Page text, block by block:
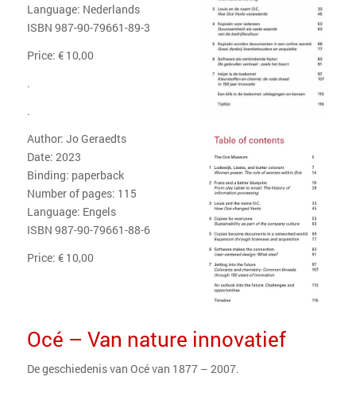
Language: Nederlands
ISBN 987-90-79661-89-3
Price: € 10,00
.
.
Author: Jo Geraedts
Date: 2023
Binding: paperback
Number of pages: 115
Language: Engels
ISBN 987-90-79661-88-6
Price: € 10,00
Océ – Van nature innovatief
De geschiedenis van Océ van 1877 – 2007.